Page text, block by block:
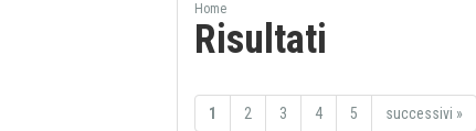
Home
Risultati
1 2 3 4 5 successivi »